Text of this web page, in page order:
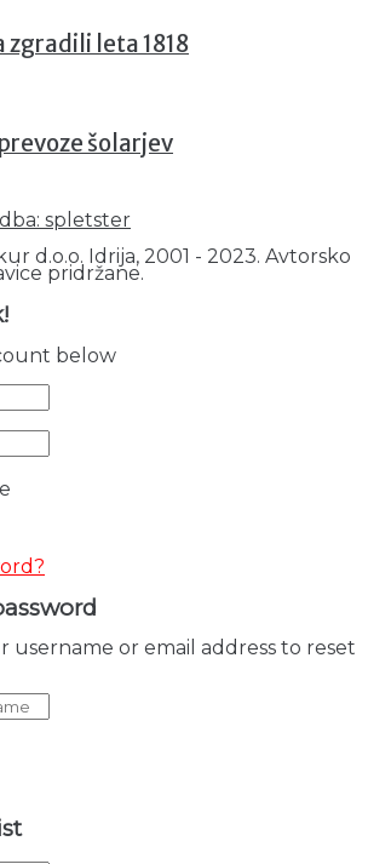
zgradili leta 1818
šolarjev
spletster
d.o.o. Idrija, 2001 - 2023. Avtorsko
pridržane.
below
username or email address to reset